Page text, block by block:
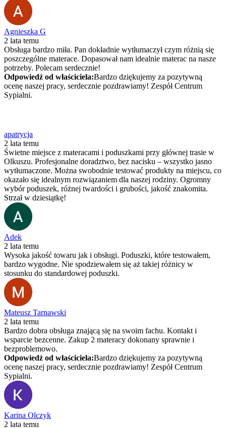
Agnieszka G
2 lata temu
Obsługa bardzo miła. Pan dokładnie wytłumaczył czym różnią się
poszczególne materace. Dopasował nam idealnie materac na nasze
potrzeby. Polecam serdecznie!
Odpowiedź od właściciela:Bardzo dziękujemy za pozytywną
ocenę naszej pracy, serdecznie pozdrawiamy! Zespół Centrum
Sypialni.
apatrycja
2 lata temu
Świetne miejsce z materacami i poduszkami przy głównej trasie w
Olkuszu. Profesjonalne doradztwo, bez nacisku – wszystko jasno
wytłumaczone. Można swobodnie testować produkty na miejscu, co
okazało się idealnym rozwiązaniem dla naszej rodziny. Ogromny
wybór poduszek, różnej twardości i grubości, jakość znakomita.
Strzał w dziesiątkę!
Adek
2 lata temu
Wysoka jakość towaru jak i obsługi. Poduszki, które testowałem,
bardzo wygodne. Nie spodziewałem się aż takiej różnicy w
stosunku do standardowej poduszki.
Mateusz Tarnawski
2 lata temu
Bardzo dobra obsługa znającą się na swoim fachu. Kontakt i
wsparcie bezcenne. Zakup 2 materacy dokonany sprawnie i
bezproblemowo.
Odpowiedź od właściciela:Bardzo dziękujemy za pozytywną
ocenę naszej pracy, serdecznie pozdrawiamy! Zespół Centrum
Sypialni.
Karina Olczyk
2 lata temu